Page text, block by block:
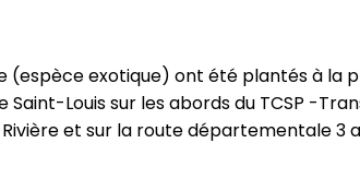
exotique) ont été plantés à la
Louis sur les abords du TCSP -
et sur la route départementale 3